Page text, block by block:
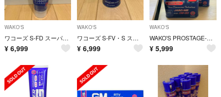
WAKO'S
ワコーズ S-FD スーパーフォアディーゼル 300ml E123 3本
¥ 6,999
WAKO'S
ワコーズ S-FV・S スーパーフォアビークル・シナジー 270ml E134
¥ 6,999
WAKO'S
WAKO'S PROSTAGE-S ワコーズ プロステージ 2本セット
¥ 5,999